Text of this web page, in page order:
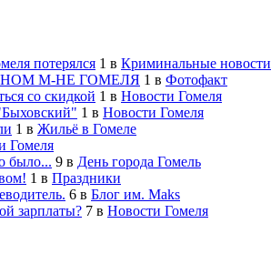
потерялся 1 в Криминальные новости
М-НЕ ГОМЕЛЯ 1 в Фотофакт
со скидкой 1 в Новости Гомеля
1 в Новости Гомеля
1 в Жильё в Гомеле
Гомеля
было... 9 в День города Гомель
1 в Праздники
6 в Блог им. Maks
зарплаты? 7 в Новости Гомеля